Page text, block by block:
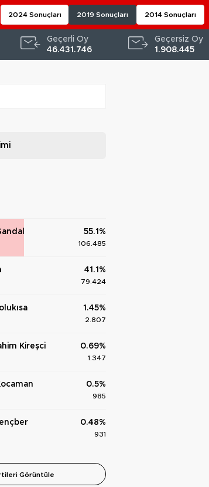
2024 Sonuçları 2019 Sonuçları 2014 Sonuçları
Geçerli Oy
46.431.746
Geçersiz Oy
1.908.445
55.1%
106.485
41.1%
79.424
1.45%
2.807
Kireşci 0.69%
1.347
0.5%
985
0.48%
931
Görüntüle